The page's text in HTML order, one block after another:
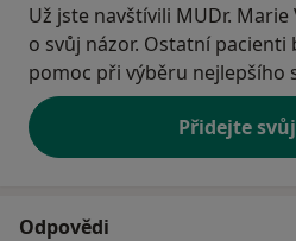
Už jste navštívili MUDr. Marie
o svůj názor. Ostatní pacienti
pomoc při výběru nejlepšího
Přidejte
Odpovědi